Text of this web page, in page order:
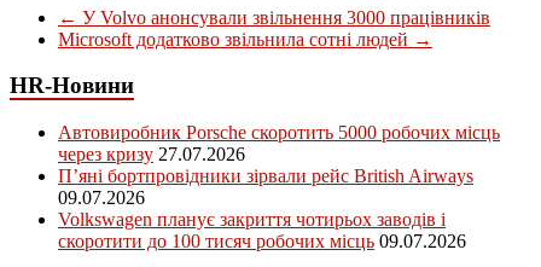
← У Volvo анонсували звільнення 3000 працівників
Microsoft додатково звільнила сотні людей →
HR-Новини
Автовиробник Porsche скоротить 5000 робочих місць
через кризу 27.07.2026
П’яні бортпровідники зірвали рейс British Airways
09.07.2026
Volkswagen планує закриття чотирьох заводів і
скоротити до 100 тисяч робочих місць 09.07.2026